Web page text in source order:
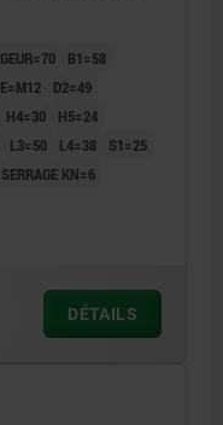
B1=58
D2=49
H4=30
H5=24
L3=50 L4=38
S1=25
KN=6
DÉTAILS